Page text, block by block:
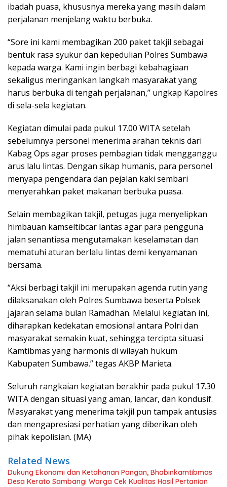
ibadah puasa, khususnya mereka yang masih dalam
perjalanan menjelang waktu berbuka.
“Sore ini kami membagikan 200 paket takjil sebagai
bentuk rasa syukur dan kepedulian Polres Sumbawa
kepada warga. Kami ingin berbagi kebahagiaan
sekaligus meringankan langkah masyarakat yang
harus berbuka di tengah perjalanan,” ungkap Kapolres
di sela-sela kegiatan.
Kegiatan dimulai pada pukul 17.00 WITA setelah
sebelumnya personel menerima arahan teknis dari
Kabag Ops agar proses pembagian tidak mengganggu
arus lalu lintas. Dengan sikap humanis, para personel
menyapa pengendara dan pejalan kaki sembari
menyerahkan paket makanan berbuka puasa.
Selain membagikan takjil, petugas juga menyelipkan
himbauan kamseltibcar lantas agar para pengguna
jalan senantiasa mengutamakan keselamatan dan
mematuhi aturan berlalu lintas demi kenyamanan
bersama.
“Aksi berbagi takjil ini merupakan agenda rutin yang
dilaksanakan oleh Polres Sumbawa beserta Polsek
jajaran selama bulan Ramadhan. Melalui kegiatan ini,
diharapkan kedekatan emosional antara Polri dan
masyarakat semakin kuat, sehingga tercipta situasi
Kamtibmas yang harmonis di wilayah hukum
Kabupaten Sumbawa.” tegas AKBP Marieta.
Seluruh rangkaian kegiatan berakhir pada pukul 17.30
WITA dengan situasi yang aman, lancar, dan kondusif.
Masyarakat yang menerima takjil pun tampak antusias
dan mengapresiasi perhatian yang diberikan oleh
pihak kepolisian. (MA)
Related News
Dukung Ekonomi dan Ketahanan Pangan, Bhabinkamtibmas
Desa Kerato Sambangi Warga Cek Kualitas Hasil Pertanian